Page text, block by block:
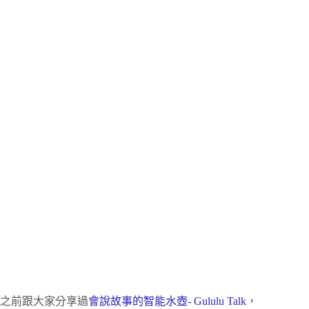
之前跟大家分享過會說故事的智能水壺- Gululu Talk ，